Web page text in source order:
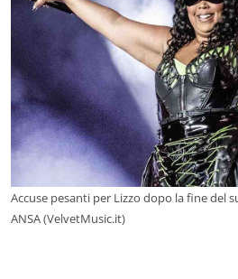
Accuse pesanti per Lizzo dopo la fine del
ANSA (VelvetMusic.it)